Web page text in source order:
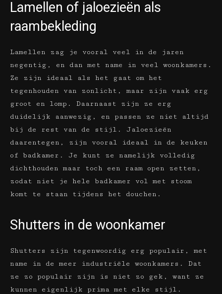
Lamellen of jaloezieën als
raambekleding
Lamellen zag je vooral veel in de jaren
negentig, en dan met name in veel woonkamers.
Ze zijn ideaal als het gaat om het
tegenhouden van zonlicht, maar zijn vaak erg
groot en lomp. Daarnaast zijn ze erg
duidelijk aanwezig, en passen ze niet altijd
bij de rest van de stijl. Jaloezieën
daarentegen, zijn vooral ideaal in de keuken
of badkamer. Je kunt ze namelijk volledig
dichthouden maar toch een raam open zetten,
zodat niet je hele badkamer vol met stoom
komt te staan tijdens het douchen.
Shutters in de woonkamer
Shutters zijn tegenwoordig erg populair, met
name in de meer industriële woonkamers. Dat
ze zo populair zijn is niet zo gek, want ze
kunnen eigenlijk prima met elke stijl.